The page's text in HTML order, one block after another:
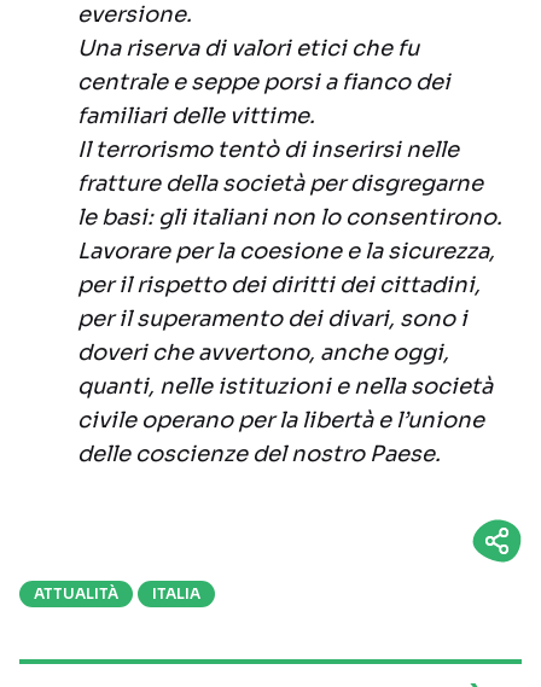
eversione.
Una riserva di valori etici che fu
centrale e seppe porsi a fianco dei
familiari delle vittime.
Il terrorismo tentò di inserirsi nelle
fratture della società per disgregarne
le basi: gli italiani non lo consentirono.
Lavorare per la coesione e la sicurezza,
per il rispetto dei diritti dei cittadini,
per il superamento dei divari, sono i
doveri che avvertono, anche oggi,
quanti, nelle istituzioni e nella società
civile operano per la libertà e l’unione
delle coscienze del nostro Paese.
ATTUALITÀ ITALIA